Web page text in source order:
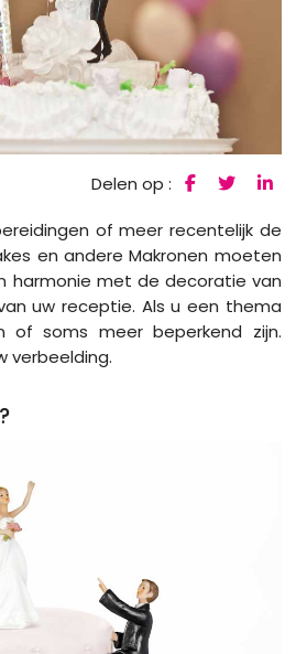
Delen op :
of meer recentelijk de
en andere Makronen moeten
harmonie met de decoratie van
uw receptie. Als u een thema
of soms meer beperkend zijn.
verbeelding.